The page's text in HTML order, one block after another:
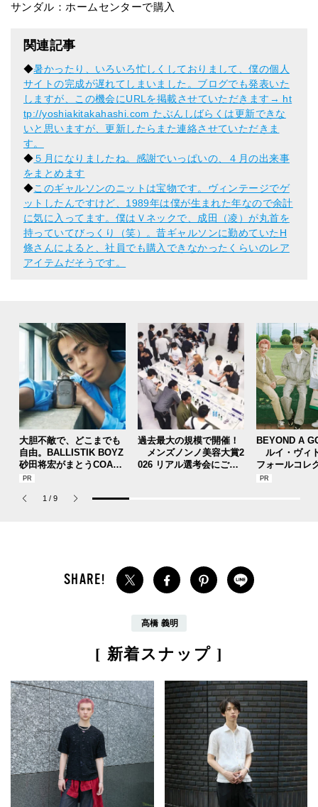
サンダル：ホームセンターで購入
関連記事
◆暑かったり、いろいろ忙しくしておりまして、僕の個人
サイトの完成が遅れてしまいました。ブログでも発表いた
しますが、この機会にURLを掲載させていただきます→ ht
tp://yoshiakitakahashi.com たぶんしばらくは更新できな
いと思いますが、更新したらまた連絡させていただきま
す。
◆５月になりましたね。感謝でいっぱいの、４月の出来事
をまとめます
◆このギャルソンのニットは宝物です。ヴィンテージでゲ
ットしたんですけど、1989年は僕が生まれた年なので余計
に気に入ってます。僕はＶネックで、成田（凌）が丸首を
持っていてびっくり（笑）。昔ギャルソンに勤めていたH
條さんによると、社員でも購入できなかったくらいのレア
アイテムだそうです。
大胆不敵で、どこまでも
自由。BALLISTIK BOYZ
砂田将宏がまとうCOACH
の新作フレグランス「コ
パルファム」
過去最大の規模で開催！
メンズノンノ美容大賞2
026 リアル選考会にご招
BEYOND A
ルイ・ヴィ
フォールコレ
描くプレッピ
1 / 9
髙橋 義明
[ 新着スナップ ]